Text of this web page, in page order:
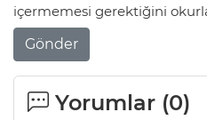
içermemesi gerektiğini
Gönder
Yorumlar (0)